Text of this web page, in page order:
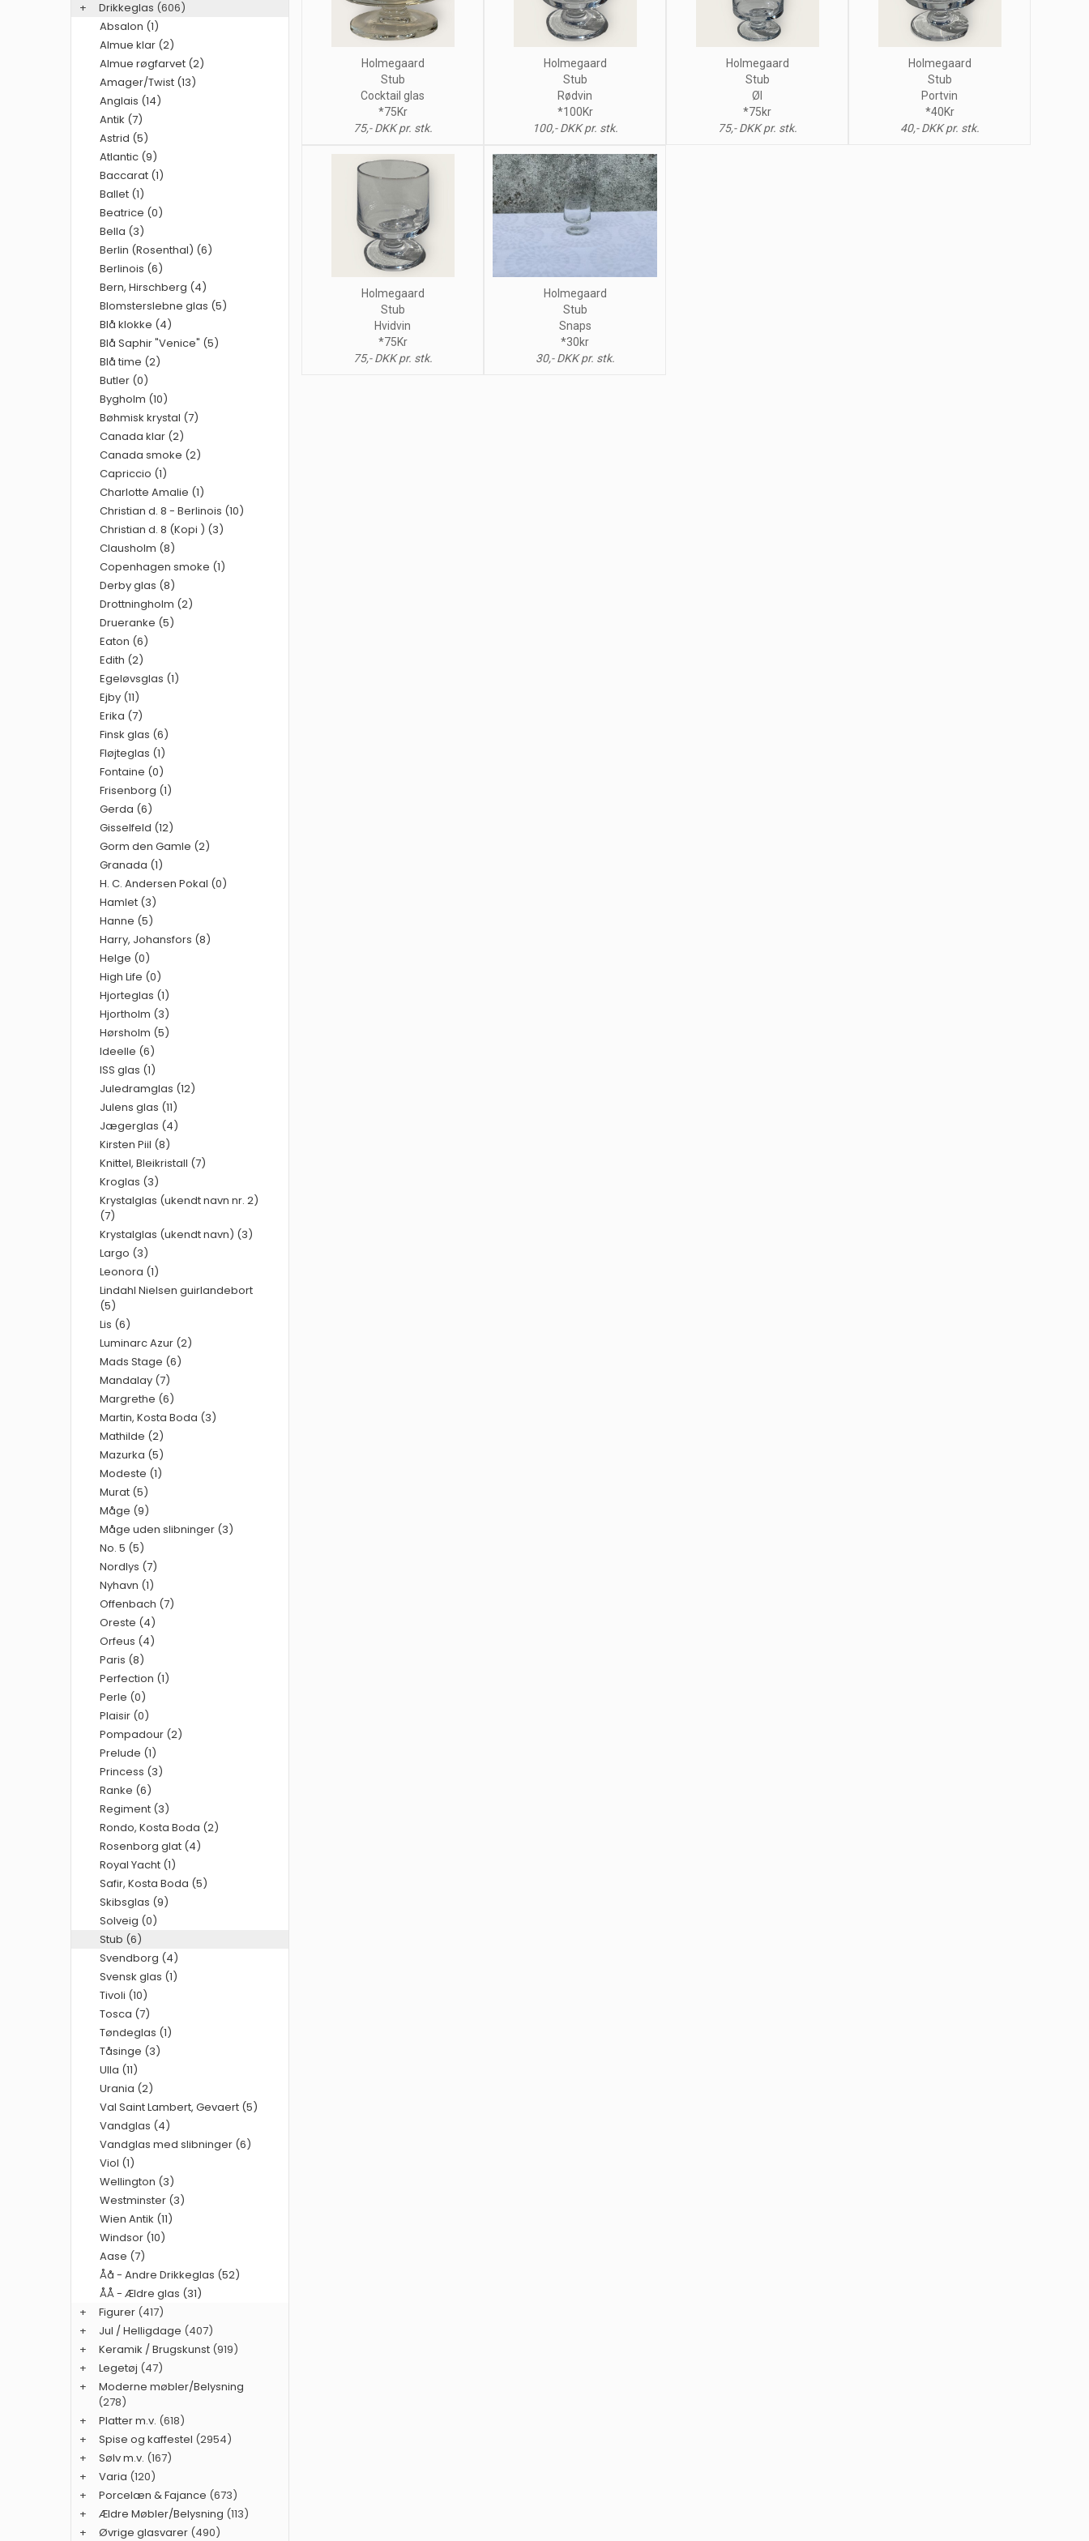
Holmegaard
Stub
Cocktail glas
*75Kr
75,- DKK pr. stk.
Holmegaard
Stub
Rødvin
*100Kr
100,- DKK pr. stk.
Holmegaard
Stub
Øl
*75kr
75,- DKK pr. stk.
Holmegaard
Stub
Portvin
*40Kr
40,- DKK pr. stk.
Holmegaard
Stub
Hvidvin
*75Kr
75,- DKK pr. stk.
Holmegaard
Stub
Snaps
*30kr
30,- DKK pr. stk.
+ Drikkeglas (606)
Absalon (1)
Almue klar (2)
Almue røgfarvet (2)
Amager/Twist (13)
Anglais (14)
Antik (7)
Astrid (5)
Atlantic (9)
Baccarat (1)
Ballet (1)
Beatrice (0)
Bella (3)
Berlin (Rosenthal) (6)
Berlinois (6)
Bern, Hirschberg (4)
Blomsterslebne glas (5)
Blå klokke (4)
Blå Saphir "Venice" (5)
Blå time (2)
Butler (0)
Bygholm (10)
Bøhmisk krystal (7)
Canada klar (2)
Canada smoke (2)
Capriccio (1)
Charlotte Amalie (1)
Christian d. 8 - Berlinois (10)
Christian d. 8 (Kopi ) (3)
Clausholm (8)
Copenhagen smoke (1)
Derby glas (8)
Drottningholm (2)
Drueranke (5)
Eaton (6)
Edith (2)
Egeløvsglas (1)
Ejby (11)
Erika (7)
Finsk glas (6)
Fløjteglas (1)
Fontaine (0)
Frisenborg (1)
Gerda (6)
Gisselfeld (12)
Gorm den Gamle (2)
Granada (1)
H. C. Andersen Pokal (0)
Hamlet (3)
Hanne (5)
Harry, Johansfors (8)
Helge (0)
High Life (0)
Hjorteglas (1)
Hjortholm (3)
Hørsholm (5)
Ideelle (6)
ISS glas (1)
Juledramglas (12)
Julens glas (11)
Jægerglas (4)
Kirsten Piil (8)
Knittel, Bleikristall (7)
Kroglas (3)
Krystalglas (ukendt navn nr. 2)
(7)
Krystalglas (ukendt navn) (3)
Largo (3)
Leonora (1)
Lindahl Nielsen guirlandebort
(5)
Lis (6)
Luminarc Azur (2)
Mads Stage (6)
Mandalay (7)
Margrethe (6)
Martin, Kosta Boda (3)
Mathilde (2)
Mazurka (5)
Modeste (1)
Murat (5)
Måge (9)
Måge uden slibninger (3)
No. 5 (5)
Nordlys (7)
Nyhavn (1)
Offenbach (7)
Oreste (4)
Orfeus (4)
Paris (8)
Perfection (1)
Perle (0)
Plaisir (0)
Pompadour (2)
Prelude (1)
Princess (3)
Ranke (6)
Regiment (3)
Rondo, Kosta Boda (2)
Rosenborg glat (4)
Royal Yacht (1)
Safir, Kosta Boda (5)
Skibsglas (9)
Solveig (0)
Stub (6)
Svendborg (4)
Svensk glas (1)
Tivoli (10)
Tosca (7)
Tøndeglas (1)
Tåsinge (3)
Ulla (11)
Urania (2)
Val Saint Lambert, Gevaert (5)
Vandglas (4)
Vandglas med slibninger (6)
Viol (1)
Wellington (3)
Westminster (3)
Wien Antik (11)
Windsor (10)
Aase (7)
Åå - Andre Drikkeglas (52)
ÅÅ - Ældre glas (31)
+
Figurer (417)
+
Jul / Helligdage (407)
+
Keramik / Brugskunst (919)
+
Legetøj (47)
+
Moderne møbler/Belysning
(278)
+
Platter m.v. (618)
+
Spise og kaffestel (2954)
+
Sølv m.v. (167)
+
Varia (120)
+
Porcelæn & Fajance (673)
+
Ældre Møbler/Belysning (113)
+
Øvrige glasvarer (490)